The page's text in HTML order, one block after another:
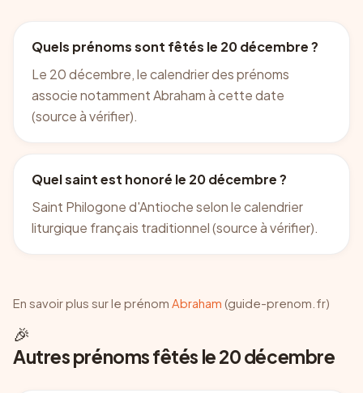
Quels prénoms sont fêtés le 20 décembre ?
Le 20 décembre, le calendrier des prénoms
associe notamment Abraham à cette date
(source à vérifier).
Quel saint est honoré le 20 décembre ?
Saint Philogone d'Antioche selon le calendrier
liturgique français traditionnel (source à vérifier).
En savoir plus sur le prénom Abraham (guide-prenom.fr)
🎉
Autres prénoms fêtés le 20 décembre